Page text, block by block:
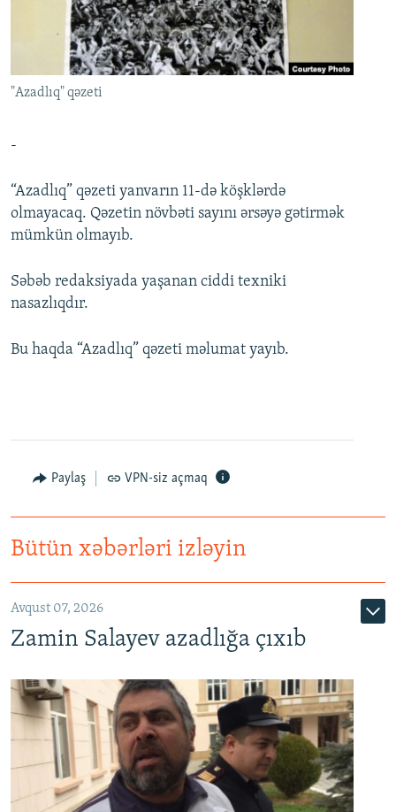
İNFOQRAFIKA
KARIKATURA
AZƏRBAYCAN ƏDƏBIYYATI KITABXANASI
İSLAM VƏ DEMOKRATIYA
MISSIYAMIZ
PEŞƏ ETIKASI VƏ JURNALISTIKA STANDARTLARIMIZ
BIZI IZLƏ
"Azadlıq" qəzeti
-
“Azadlıq” qəzeti yanvarın 11-də köşklərdə
olmayacaq. Qəzetin növbəti sayını ərsəyə gətirmək
mümkün olmayıb.
Səbəb redaksiyada yaşanan ciddi texniki
nasazlıqdır.
Bu haqda “Azadlıq” qəzeti məlumat yayıb.
Paylaş VPN-siz açmaq
Bütün xəbərləri izləyin
Avqust 07, 2026
Zamin Salayev azadlığa çıxıb